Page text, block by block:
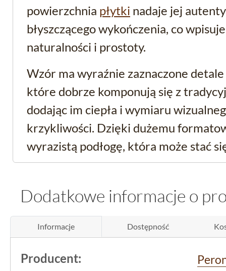
powierzchnia płytki nadaje jej
błyszczącego wykończenia, co
naturalności i prostoty.
Wzór ma wyraźnie zaznaczone detale
które dobrze komponują się z
dodając im ciepła i wymiaru
krzykliwości. Dzięki dużemu
wyrazistą podłogę, która może stać
aranżacyjnym wnętrza.
Techniczne aspekty i
zastosowanie
znanego z jakości oraz precyzyjnego
Dodatkowe informacje o
Informacje Dostępność
Producent: